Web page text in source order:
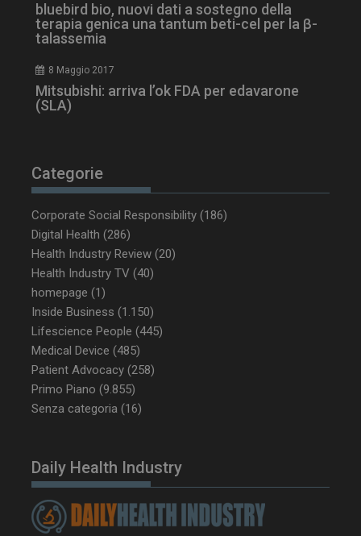
bluebird bio, nuovi dati a sostegno della
terapia genica una tantum beti-cel per la β-
talassemia
8 Maggio 2017
Mitsubishi: arriva l’ok FDA per edavarone
(SLA)
Categorie
Corporate Social Responsibility (186)
Digital Health (286)
Health Industry Review (20)
Health Industry TV (40)
homepage (1)
Inside Business (1.150)
Lifescience People (445)
Medical Device (485)
Patient Advocacy (258)
Primo Piano (9.855)
Senza categoria (16)
Daily Health Industry
ARRAffinity
Microsoft Corporation
.www.dailyhealthindustry.it
Sessione
_ga_Z2VT792F98
tracking-sites-
ironfish-tracking-
enable